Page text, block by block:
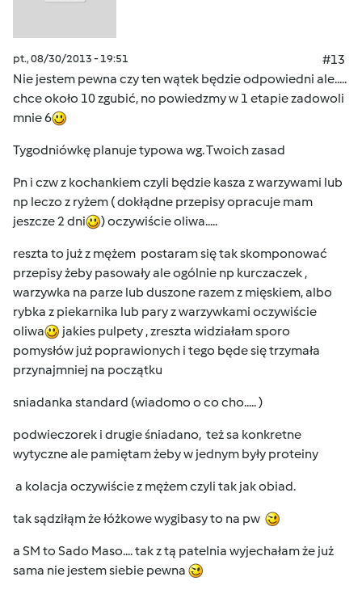
pt., 08/30/2013 - 19:51
#13
Nie jestem pewna czy ten wątek będzie odpowiedni ale.....
chce około 10 zgubić, no powiedzmy w 1 etapie zadowoli
mnie 6
Tygodniówkę planuje typowa wg. Twoich zasad
Pn i czw z kochankiem czyli będzie kasza z warzywami lub
np leczo z ryżem ( dokłądne przepisy opracuje mam
jeszcze 2 dni
) oczywiście oliwa.....
reszta to już z mężem postaram się tak skomponować
przepisy żeby pasowały ale ogólnie np kurczaczek ,
warzywka na parze lub duszone razem z mięskiem, albo
rybka z piekarnika lub pary z warzywkami oczywiście
oliwa
jakies pulpety , zreszta widziałam sporo
pomysłów już poprawionych i tego będe się trzymała
przynajmniej na początku
sniadanka standard (wiadomo o co cho..... )
podwieczorek i drugie śniadano, też sa konkretne
wytyczne ale pamiętam żeby w jednym były proteiny
a kolacja oczywiście z mężem czyli tak jak obiad.
tak sądziłąm że łóżkowe wygibasy to na pw
a SM to Sado Maso.... tak z tą patelnia wyjechałam że już
sama nie jestem siebie pewna